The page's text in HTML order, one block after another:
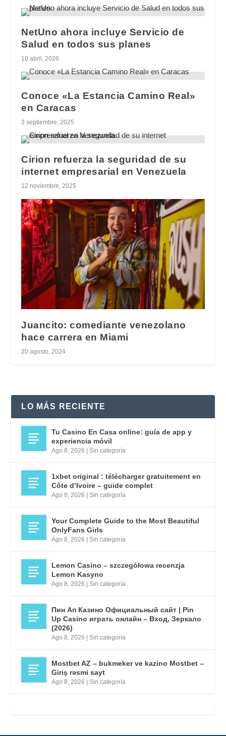
NetUno ahora incluye Servicio de
Salud en todos sus planes
10 abril, 2026
Conoce «La Estancia Camino Real»
en Caracas
3 septiembre, 2025
Cirion refuerza la seguridad de su
internet empresarial en Venezuela
12 noviembre, 2025
Juancito: comediante venezolano
hace carrera en Miami
20 agosto, 2024
LO MÁS RECIENTE
Tu Casino En Casa online: guía de app y
experiencia móvil
Ago 8, 2026 |Sin categoría
1xbet original : télécharger gratuitement en
Côte d’Ivoire – guide complet
Ago 8, 2026 |Sin categoría
Your Complete Guide to the Most Beautiful
OnlyFans Girls
Ago 8, 2026 |Sin categoría
Lemon Casino – szczegółowa recenzja
Lemon Kasyno
Ago 8, 2026 |Sin categoría
Пин Ап Казино Официальный сайт | Pin
Up Casino играть онлайн – Вход, Зеркало
(2026)
Ago 8, 2026 |Sin categoría
Mostbet AZ – bukmeker ve kazino Mostbet –
Giriş rəsmi sayt
Ago 8, 2026 |Sin categoría